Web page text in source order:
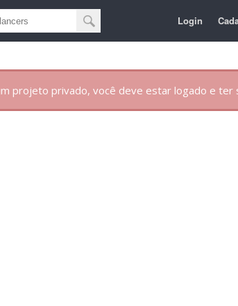
Login
projeto privado, você deve estar logado e ter